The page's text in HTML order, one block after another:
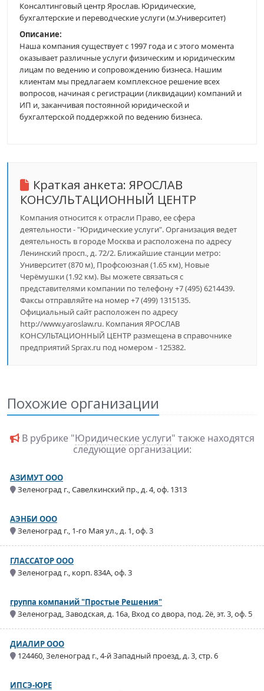
Консалтинговый центр Ярослав. Юридические,
бухгалтерские и переводческие услуги (м.Университет)
Описание:
Наша компания существует с 1997 года и с этого момента
оказывает различные услуги физическим и юридическим
лицам по ведению и сопровождению бизнеса. Нашим
клиентам мы предлагаем комплексное решение всех
вопросов, начиная с регистрации (ликвидации) компаний и
ИП и, заканчивая постоянной юридической и
бухгалтерской поддержкой по ведению бизнеса.
Краткая анкета: ЯРОСЛАВ
КОНСУЛЬТАЦИОННЫЙ ЦЕНТР
Компания относится к отрасли Право, ее сфера
деятельности - "Юридические услуги". Организация ведет
деятельность в городе Москва и расположена по адресу
Ленинский просп., д. 72/2. Ближайшие станции метро:
Университет (870 м), Профсоюзная (1.65 км), Новые
Черёмушки (1.92 км). Вы можете связаться с
представителями компании по телефону +7 (495) 6214439.
Факсы отправляйте на номер +7 (499) 1315135.
Официальный сайт расположен по адресу
http://www.yaroslaw.ru. Компания ЯРОСЛАВ
КОНСУЛЬТАЦИОННЫЙ ЦЕНТР размещена в справочнике
предприятий Sprax.ru под номером - 125382.
Похожие организации
В рубрике "Юридические услуги" также находятся
следующие организации:
АЗИМУТ ООО
Зеленоград г., Савелкинский пр., д. 4, оф. 1313
АЭНБИ ООО
Зеленоград г., 1-го Мая ул., д. 1, оф. 3
ГЛАССАТОР ООО
Зеленоград г., корп. 834А, оф. 3
группа компаний "Простые Решения"
Зеленоград, Заводская, д. 16а, Вход со двора, под. 2ё, эт. 3, оф. 5
ДИАЛИР ООО
124460, Зеленоград г., 4-й Западный проезд, д. 3, стр. 6
ИПСЭ-ЮРЕ